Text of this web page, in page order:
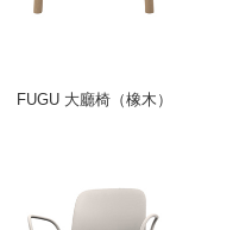
FUGU 大廳椅（橡木）